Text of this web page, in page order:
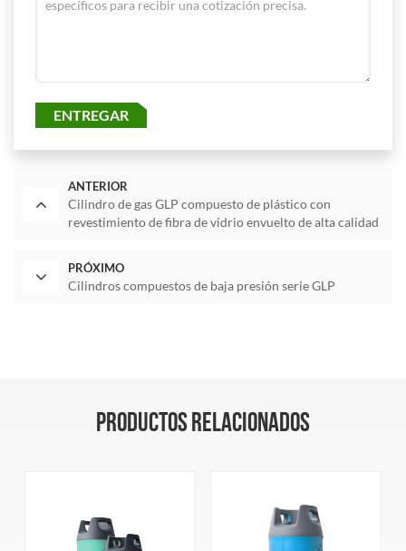
ENTREGAR
ANTERIOR
Cilindro de gas GLP compuesto de plástico con
revestimiento de fibra de vidrio envuelto de alta calidad
PRÓXIMO
Cilindros compuestos de baja presión serie GLP
PRODUCTOS RELACIONADOS